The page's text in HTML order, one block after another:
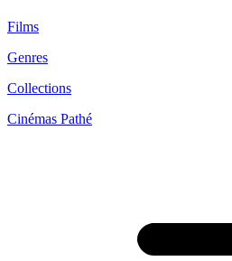
Films
Genres
Collections
Cinémas Pathé